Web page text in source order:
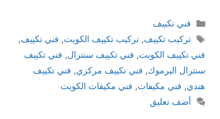
التصنيفات
فني تكييف
الوسوم
تركيب تكييف, تركيب تكييف الكويت, فني تكييف,
فني تكييف الكويت, فني تكييف سنترال, فني تكييف
سنترال اليرموك, فني تكييف مركزي, فني تكييف
هندي, فني مكيفات, فني مكيفات الكويت
أضف تعليق